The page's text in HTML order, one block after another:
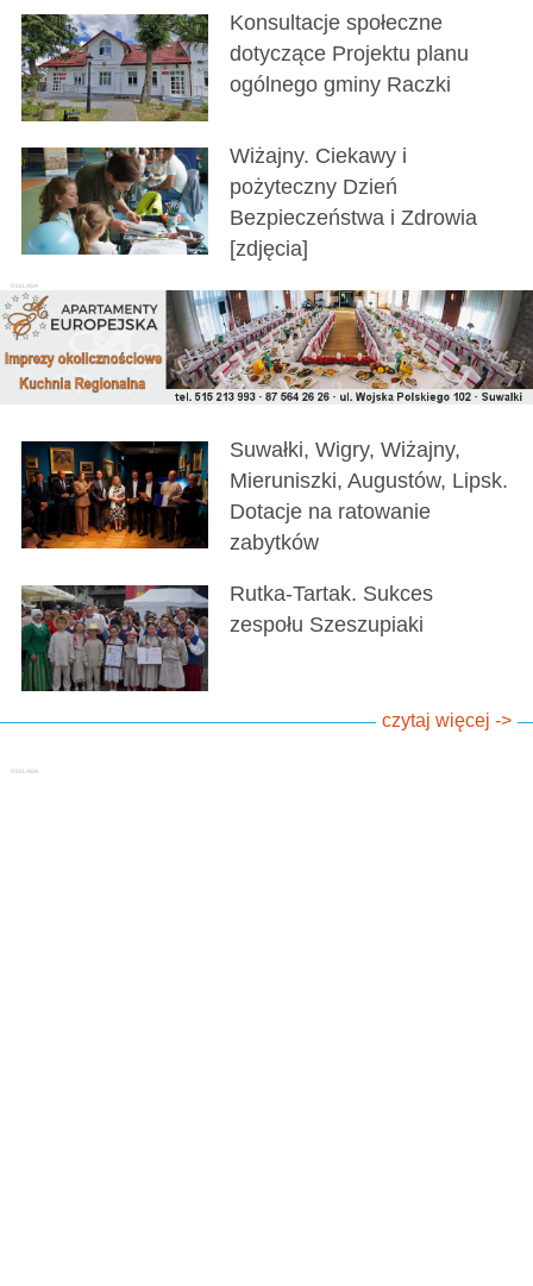
Konsultacje społeczne
dotyczące Projektu planu
ogólnego gminy Raczki
Wiżajny. Ciekawy i
pożyteczny Dzień
Bezpieczeństwa i Zdrowia
[zdjęcia]
Suwałki, Wigry, Wiżajny,
Mieruniszki, Augustów, Lipsk.
Dotacje na ratowanie
zabytków
Rutka-Tartak. Sukces
zespołu Szeszupiaki
czytaj więcej ->